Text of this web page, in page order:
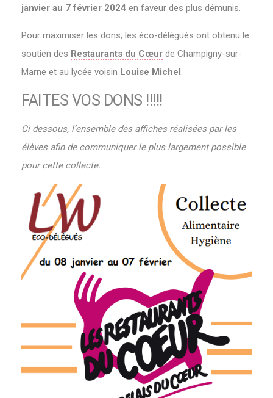
janvier au 7 février 2024 en faveur des plus démunis.
Pour maximiser les dons, les éco-délégués ont obtenu le
soutien des Restaurants du Cœur de Champigny-sur-
Marne et au lycée voisin Louise Michel.
FAITES VOS DONS !!!!!
Ci dessous, l’ensemble des affiches réalisées par les
élèves afin de communiquer le plus largement possible
pour cette collecte.